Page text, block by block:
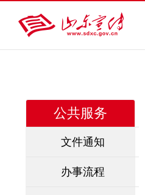
公共服务
文件通知
办事流程